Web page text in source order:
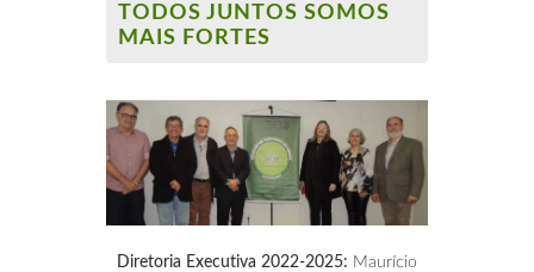
TODOS JUNTOS SOMOS
MAIS FORTES
Diretoria Executiva 2022-2025: Maurício